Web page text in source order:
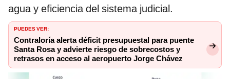
agua y eficiencia del sistema judicial.
PUEDES VER:
Contraloría alerta déficit presupuestal para puente
Santa Rosa y advierte riesgo de sobrecostos y
retrasos en acceso al aeropuerto Jorge Chávez